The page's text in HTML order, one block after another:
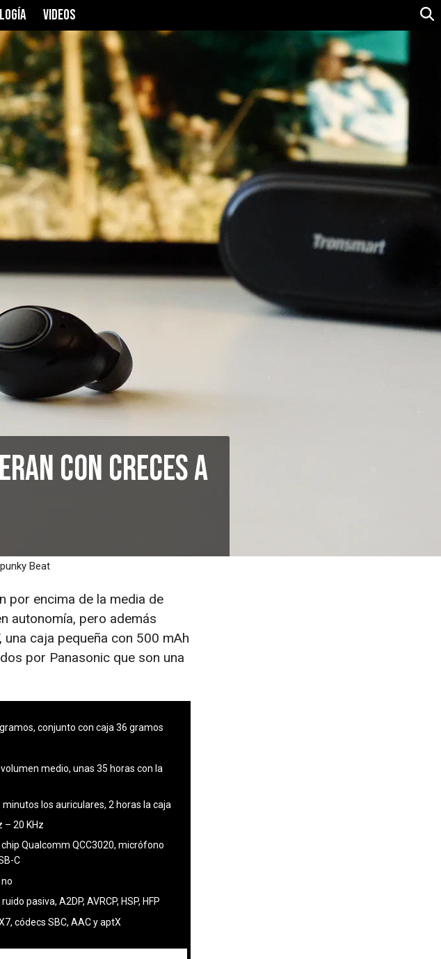
VIDEOS
con creces a
Beat
por encima de la media de
autonomía, pero además
caja pequeña con 500 mAh
por Panasonic que son una
conjunto con caja 36 gramos
medio, unas 35 horas con la
minutos los auriculares, 2 horas la caja
– 20 KHz
Qualcomm QCC3020, micrófono
C
no
pasiva, A2DP, AVRCP, HSP, HFP
códecs SBC, AAC y aptX